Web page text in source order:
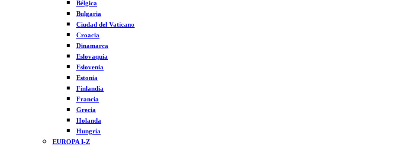
Bélgica
Bulgaria
Ciudad del Vaticano
Croacia
Dinamarca
Eslovaquia
Eslovenia
Estonia
Finlandia
Francia
Grecia
Holanda
Hungría
EUROPA I-Z